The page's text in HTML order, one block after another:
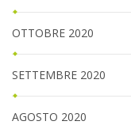
OTTOBRE 2020
SETTEMBRE 2020
AGOSTO 2020